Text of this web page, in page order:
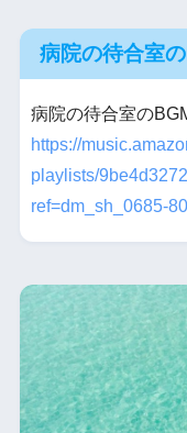
病院の待合室
病院の待合室の
https://
playlists/
ref=dm_sh_0685-